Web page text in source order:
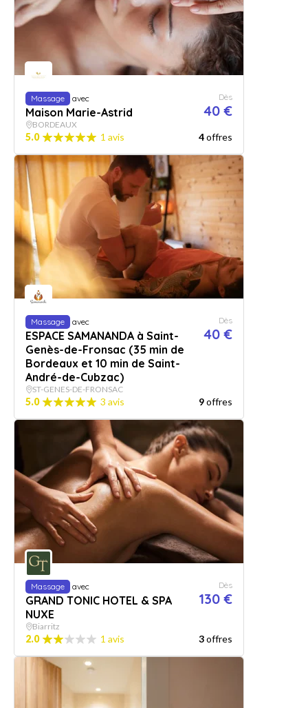
Massage avec
Maison Marie-Astrid
Dès
40 €
BORDEAUX
5.0 1 avis 4offres
Massage avec
ESPACE SAMANANDA à Saint-
Genès-de-Fronsac (35 min de
Bordeaux et 10 min de Saint-
André-de-Cubzac)
Dès
40 €
ST-GENES-DE-FRONSAC
5.0 3 avis 9offres
Massage avec
GRAND TONIC HOTEL & SPA
NUXE
Dès
130 €
Biarritz
2.0 1 avis 3offres